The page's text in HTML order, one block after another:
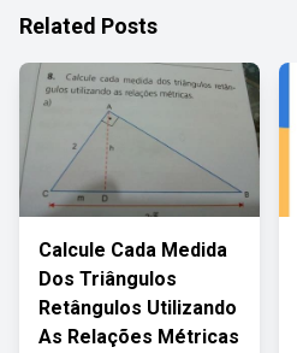
Related Posts
Calcule Cada Medida
Dos Triângulos
Retângulos Utilizando
As Relações Métricas